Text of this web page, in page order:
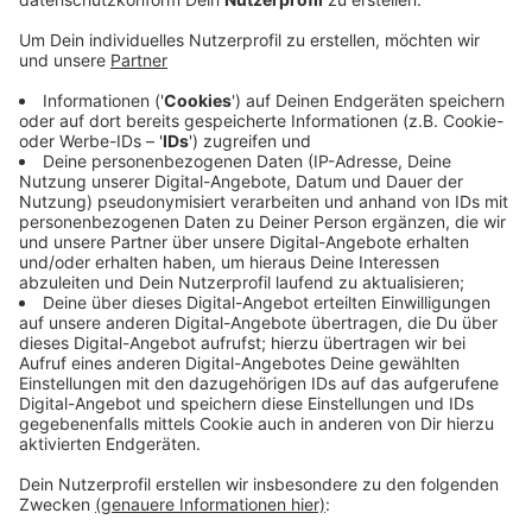
Anzeige
Neben den Menschen aus NRW würden zum Beispiel
Skandinavier, die zum Urlaub nach Deutschland
kommen, noch für weiteren Verkehr auf den Straßen
sorgen. Besonders voll soll es laut ADAC vor allem
Samstag-Vormittag und Sonntag-Nachmittag werden.
Dabei zählt der Automobilclub auch die A61 von
Mönchengladbach über Koblenz nach Ludwigshafen zu
den staugefährdetsten Strecken. Diese könnte nur
das LKW-Ferienfahrverbot entlasten, das ab heute bis
Ende August immer samstags von 7 bis 20 Uhr gilt.
Anzeige